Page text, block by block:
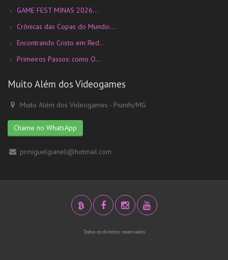
GAME FEST MINAS 2026...
Crônicas das Copas do Mundo:...
Encontrando Cristo em Red...
Primeiros Passos: como O...
Muito Além dos Videogames
Muito Além dos Videogames - Piumhi/MG
Chame no WhatsApp
prmiguelgianeli@hotmail.com
Todos os direitos reservados